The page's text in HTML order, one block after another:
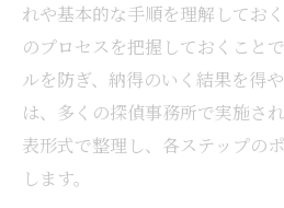
追加料金を回避する浮
費用面で後悔しない
浮気調査費用を相手に
裁判でも有効な証拠が重要
れや基本的な手順を理解してお
のプロセスを把握しておくこと
ルを防ぎ、納得のいく結果を得
は、多くの探偵事務所で実施さ
表形式で整理し、各ステップの
します。